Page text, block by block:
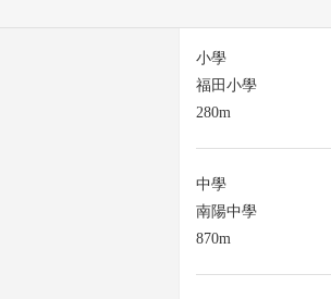
小學
福田小學
280m
中學
南陽中學
870m